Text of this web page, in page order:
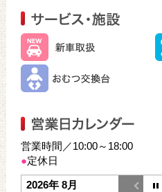
営業時間／10:00～18:00
●定休日
2026年 8月